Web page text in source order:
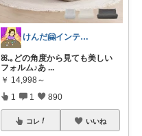
けんだ🤗インテリア多め
ꕤ.｡どの角度から見ても美しい
フォルム♪あ ...
￥ 14,998～
1 1 890
コレ いいね